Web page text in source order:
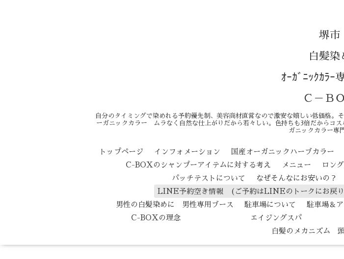
堺市
白髪染
ｵｰｶﾞﾆｯｸｶﾗｰ
Ｃ－Ｂ
自分のタイミングで染めれる予約優先制、美容商材直営なので激安な嬉しい低価格。
ーガニックカラー ムラなく自然な仕上がりだから若々しい。色持ちも3倍だからコ
ガニックカラー専
トップページ インフォメーション 国産オーガニックハーブカラー
C-BOXのシャンプーアイテムに対する考え
メニュー ロン
パッチテストについて
なぜそんなにお安いの？
LINE予約空き情報 (ご予約はLINEのトークにお戻り
男性の白髪染めに 男性専用ブース
駐車場について 駐車場＆
C-BOXの理念
エイジングスパ （白髪予
白髪のメカニズム